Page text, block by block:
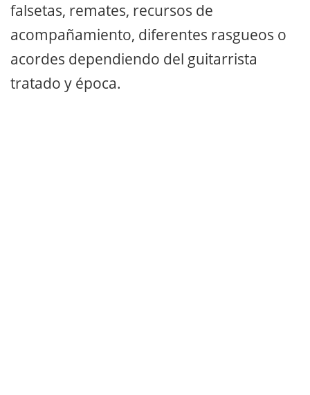
falsetas, remates, recursos de
acompañamiento, diferentes rasgueos o
acordes dependiendo del guitarrista
tratado y época.